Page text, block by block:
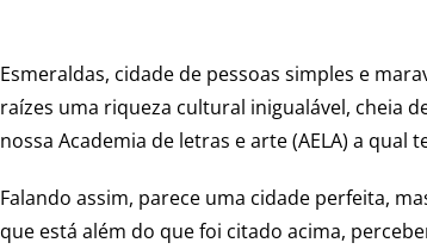
Esmeraldas, cidade de pessoas simples e
raízes uma riqueza cultural inigualável, cheia
nossa Academia de letras e arte (AELA) a qual
Falando assim, parece uma cidade perfeita,
que está além do que foi citado acima,